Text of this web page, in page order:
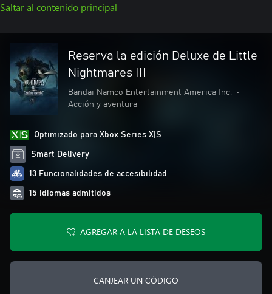
Saltar al contenido principal
Reserva la edición Deluxe de Little
Nightmares III
Bandai Namco Entertainment America Inc.
•
Acción y aventura
Optimizado para Xbox Series X|S
Smart Delivery
13 Funcionalidades de accesibilidad
15 idiomas admitidos
AGREGAR A LA LISTA DE DESEOS
CANJEAR UN CÓDIGO